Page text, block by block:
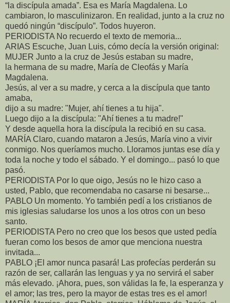
“la discípula amada”. Esa es María Magdalena. Lo
cambiaron, lo masculinizaron. En realidad, junto a la cruz no
quedó ningún “discípulo”. Todos huyeron.
PERIODISTA No recuerdo el texto de memoria...
ARIAS Escuche, Juan Luis, cómo decía la versión original:
MUJER Junto a la cruz de Jesús estaban su madre,
la hermana de su madre, María de Cleofás y María
Magdalena.
Jesús, al ver a su madre, y cerca a la discípula que tanto
amaba,
dijo a su madre: "Mujer, ahí tienes a tu hija".
Luego dijo a la discípula: "Ahí tienes a tu madre!"
Y desde aquella hora la discípula la recibió en su casa.
MARÍA Claro, cuando mataron a Jesús, María vino a vivir
conmigo. Nos queríamos mucho. Lloramos juntas ese día y
toda la noche y todo el sábado. Y el domingo... pasó lo que
pasó.
PERIODISTA Por lo que oigo, Jesús no le hizo caso a
usted, Pablo, que recomendaba no casarse ni besarse...
PABLO Un momento. Yo también pedí a los cristianos de
mis iglesias saludarse los unos a los otros con un beso
santo.
PERIODISTA Pero no creo que los besos que usted pedía
fueran como los besos de amor que menciona nuestra
invitada...
PABLO ¡El amor nunca pasará! Las profecías perderán su
razón de ser, callarán las lenguas y ya no servirá el saber
más elevado. ¡Ahora, pues, son válidas la fe, la esperanza y
el amor; las tres, pero la mayor de estas tres es el amor!